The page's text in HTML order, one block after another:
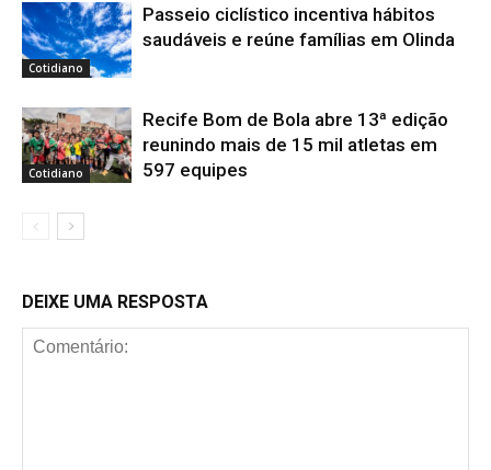
Cotidiano
Passeio ciclístico incentiva hábitos
saudáveis e reúne famílias em Olinda
Cotidiano
Recife Bom de Bola abre 13ª edição
reunindo mais de 15 mil atletas em
597 equipes
DEIXE UMA RESPOSTA